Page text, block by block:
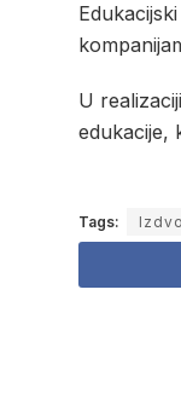
U
edukacije,
Tags: